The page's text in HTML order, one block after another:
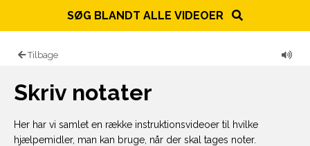
SØG BLANDT ALLE VIDEOER
Tilbage
Skriv notater
Her har vi samlet en række instruktionsvideoer til hvilke
hjælpemidler, man kan bruge, når der skal tages noter.